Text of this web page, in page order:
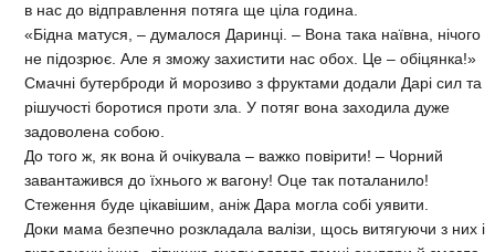
в нас до відправлення потяга ще ціла година.
«Бідна матуся, – думалося Даринці. – Вона така наївна, нічого
не підозрює. Але я зможу захистити нас обох. Це – обіцянка!»
Смачні бутерброди й морозиво з фруктами додали Дарі сил та
рішучості боротися проти зла. У потяг вона заходила дуже
задоволена собою.
До того ж, як вона й очікувала – важко повірити! – Чорний
завантажився до їхнього ж вагону! Оце так поталанило!
Стеження буде цікавішим, аніж Дара могла собі уявити.
Доки мама безпечно розкладала валізи, щось витягуючи з них і